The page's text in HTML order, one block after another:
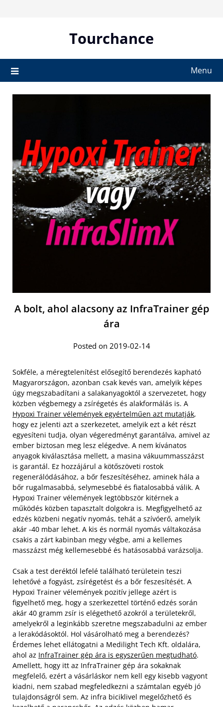
Tourchance
Menu
A bolt, ahol alacsony az InfraTrainer gép
ára
Posted on 2019-02-14
Sokféle, a méregtelenítést elősegítő berendezés kapható
Magyarországon, azonban csak kevés van, amelyik képes
úgy megszabadítani a salakanyagoktól a szervezetet, hogy
közben végbemegy a zsírégetés és alakformálás is. A
Hypoxi Trainer vélemények egyértelműen azt mutatják,
hogy ez jelenti azt a szerkezetet, amelyik ezt a két részt
egyesíteni tudja, olyan végeredményt garantálva, amivel az
ember biztosan meg lesz elégedve. A nem kívánatos
anyagok kiválasztása mellett, a masina vákuummasszázst
is garantál. Ez hozzájárul a kötőszöveti rostok
regenerálódásához, a bőr feszesítéséhez, aminek hála a
bőr rugalmasabbá, selymesebbé és fiatalosabbá válik. A
Hypoxi Trainer vélemények legtöbbször kitérnek a
működés közben tapasztalt dolgokra is. Megfigyelhető az
edzés közbeni negatív nyomás, tehát a szívóerő, amelyik
akár -40 mbar lehet. A kis és normál nyomás váltakozása
csakis a zárt kabinban megy végbe, ami a kellemes
masszázst még kellemesebbé és hatásosabbá varázsolja.
Csak a test deréktól lefelé található területein teszi
lehetővé a fogyást, zsírégetést és a bőr feszesítését. A
Hypoxi Trainer vélemények pozitív jellege azért is
figyelhető meg, hogy a szerkezettel történő edzés során
akár 40 gramm zsír is elégethető azokról a területekről,
amelyekről a leginkább szeretne megszabadulni az ember
a lerakódásoktól. Hol vásárolható meg a berendezés?
Érdemes lehet ellátogatni a Medilight Tech Kft. oldalára,
ahol az InfraTrainer gép ára is egyszerűen megtudható.
Amellett, hogy itt az InfraTrainer gép ára sokaknak
megfelelő, ezért a vásárláskor nem kell egy kisebb vagyont
kiadni, nem szabad megfeledkezni a számtalan egyéb jó
tulajdonságról sem. Az infra biciklivel megelőzhető és